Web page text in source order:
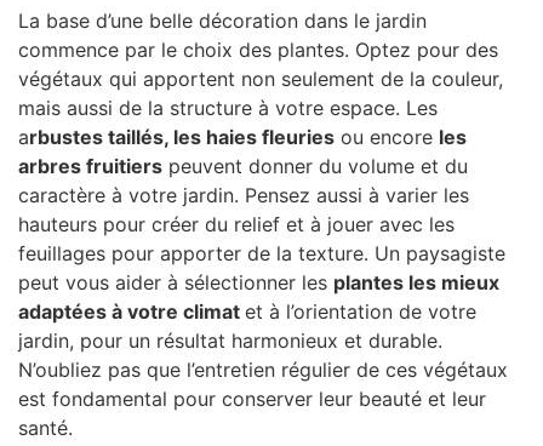
La base d’une belle décoration dans le jardin
commence par le choix des plantes. Optez pour des
végétaux qui apportent non seulement de la couleur,
mais aussi de la structure à votre espace. Les
arbustes taillés, les haies fleuries ou encore les
arbres fruitiers peuvent donner du volume et du
caractère à votre jardin. Pensez aussi à varier les
hauteurs pour créer du relief et à jouer avec les
feuillages pour apporter de la texture. Un paysagiste
peut vous aider à sélectionner les plantes les mieux
adaptées à votre climat et à l’orientation de votre
jardin, pour un résultat harmonieux et durable.
N’oubliez pas que l’entretien régulier de ces végétaux
est fondamental pour conserver leur beauté et leur
santé.